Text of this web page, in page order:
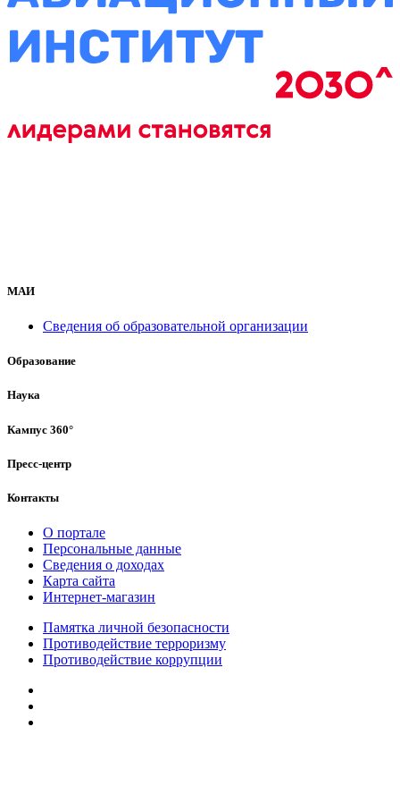
МАИ
Сведения об образовательной организации
Образование
Наука
Кампус 360°
Пресс-центр
Контакты
О портале
Персональные данные
Сведения о доходах
Карта сайта
Интернет-магазин
Памятка личной безопасности
Противодействие терроризму
Противодействие коррупции